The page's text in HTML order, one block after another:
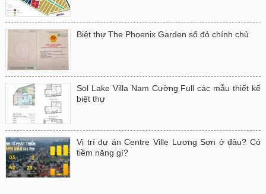
Biệt thự The Phoenix Garden sổ đỏ chính chủ
Sol Lake Villa Nam Cường Full các mẫu thiết kế
biệt thự
Vị trí dự án Centre Ville Lương Sơn ở đâu? Có
tiềm năng gì?